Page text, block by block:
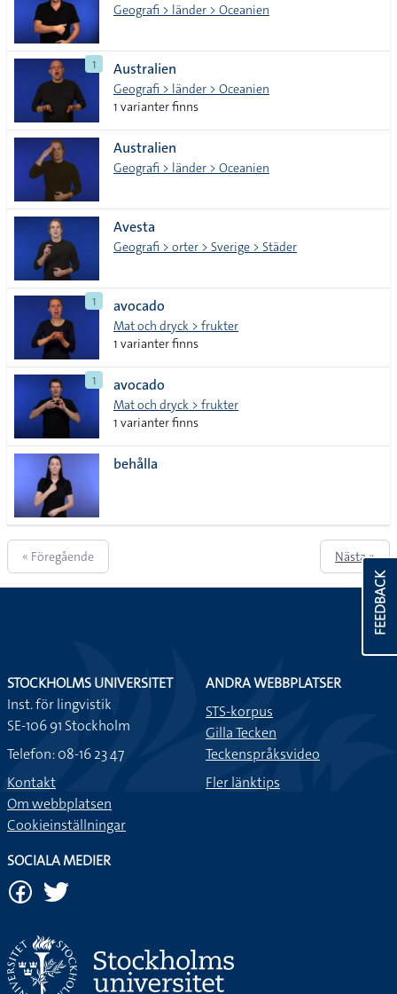
Geografi > länder > Oceanien
1 Australien
Geografi > länder > Oceanien
1 varianter finns
Australien
Geografi > länder > Oceanien
Avesta
Geografi > orter > Sverige > Städer
1 avocado
Mat och dryck > frukter
1 varianter finns
1 avocado
Mat och dryck > frukter
1 varianter finns
behålla
« Föregående Nästa »
FEEDBACK
STOCKHOLMS UNIVERSITET
Inst. för lingvistik
SE-106 91 Stockholm
Telefon: 08-16 23 47
Kontakt
Om webbplatsen
Cookieinställningar
ANDRA WEBBPLATSER
STS-korpus
Gilla Tecken
Teckenspråksvideo
Fler länktips
SOCIALA MEDIER